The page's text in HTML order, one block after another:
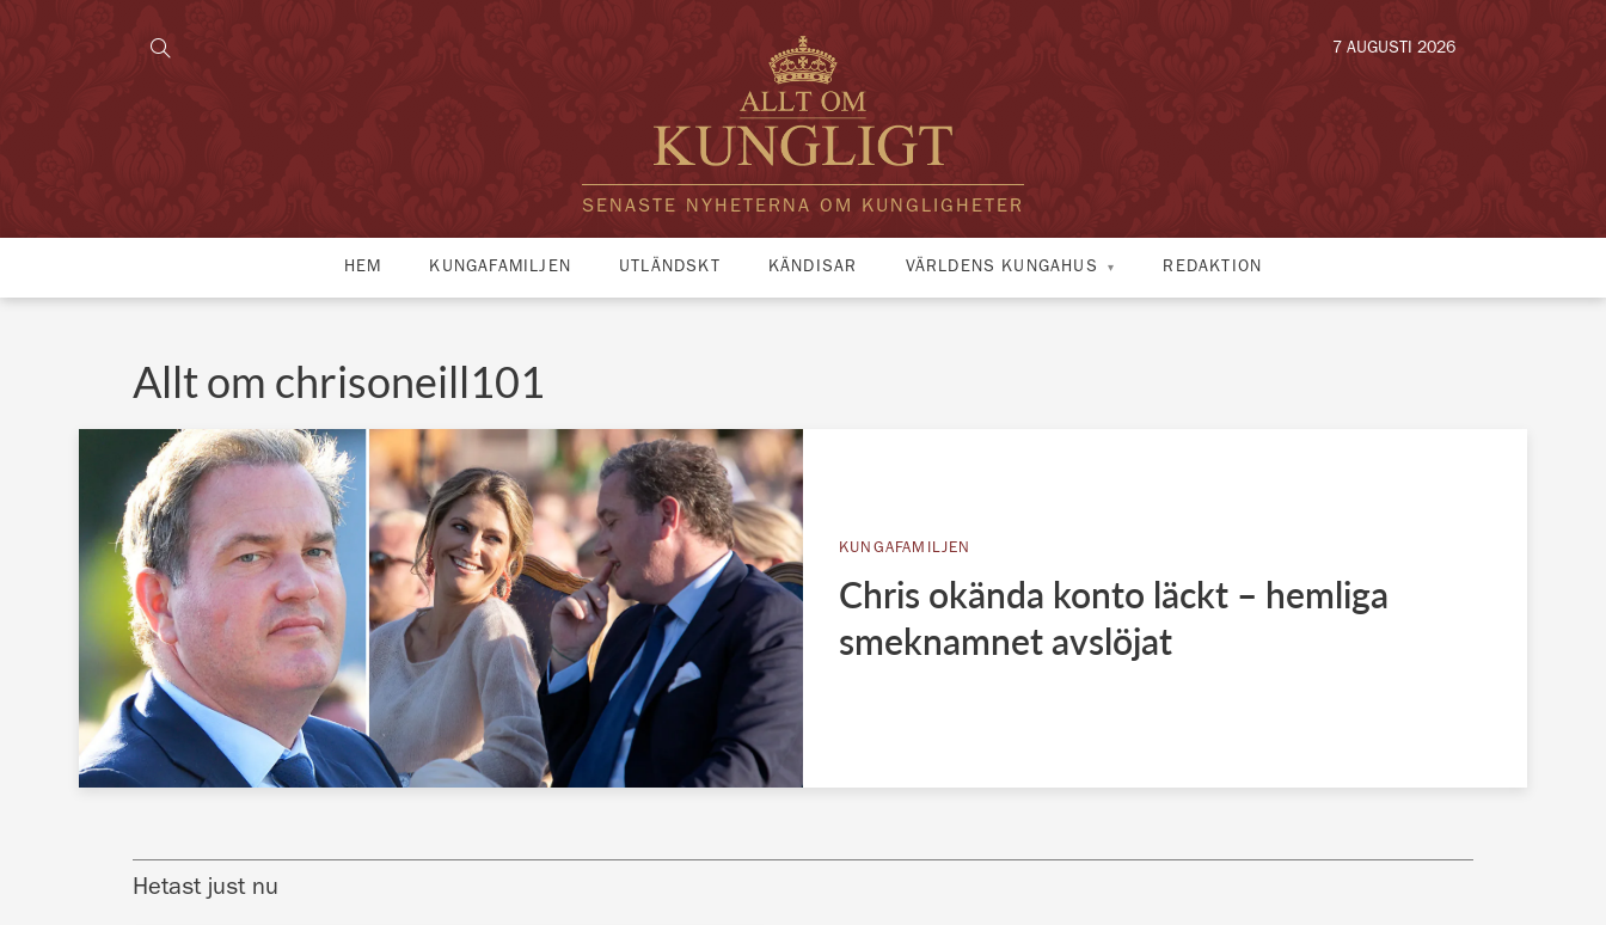
SENASTE NYHETERNA OM KUNGLIGHETER
7 AUGUSTI 2026
HEM KUNGAFAMILJEN UTLÄNDSKT KÄNDISAR VÄRLDENS KUNGAHUS REDAKTION
Allt om chrisoneill101
KUNGAFAMILJEN
Chris okända konto läckt – hemliga
smeknamnet avslöjat
Hetast just nu